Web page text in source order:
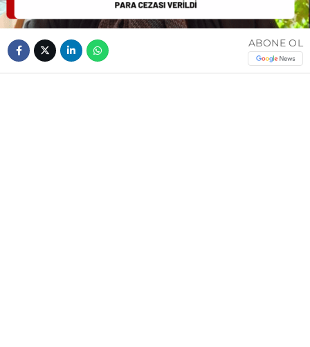
ABONE OL